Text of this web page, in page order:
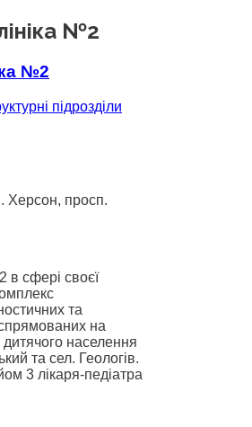
№2
№2
підрозділи
Херсон, просп.
в сфері своєї
та
на
населення
та сел. Геологів.
3 лікаря-педіатра